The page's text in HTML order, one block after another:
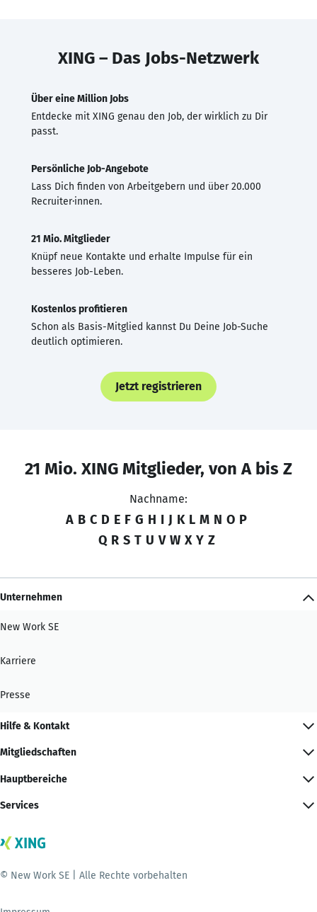
XING – Das Jobs-Netzwerk
Über eine Million Jobs
Entdecke mit XING genau den Job, der wirklich zu Dir
passt.
Persönliche Job-Angebote
Lass Dich finden von Arbeitgebern und über 20.000
Recruiter·innen.
21 Mio. Mitglieder
Knüpf neue Kontakte und erhalte Impulse für ein
besseres Job-Leben.
Kostenlos profitieren
Schon als Basis-Mitglied kannst Du Deine Job-Suche
deutlich optimieren.
Jetzt registrieren
21 Mio. XING Mitglieder, von A bis Z
Nachname:
A B C D E F G H I J K L M N O P
Q R S T U V W X Y Z
Unternehmen
New Work SE
Karriere
Presse
Hilfe & Kontakt
Mitgliedschaften
Hauptbereiche
Services
© New Work SE | Alle Rechte vorbehalten